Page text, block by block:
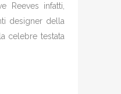
Reeves infatti,
designer della
celebre testata